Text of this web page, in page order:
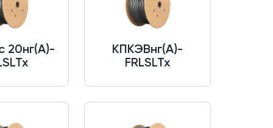
20нг(A)-
КПКЭВнг(A)-
FRLSLTx